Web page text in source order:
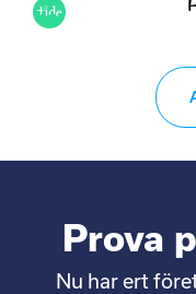
Prova
Nu har ert